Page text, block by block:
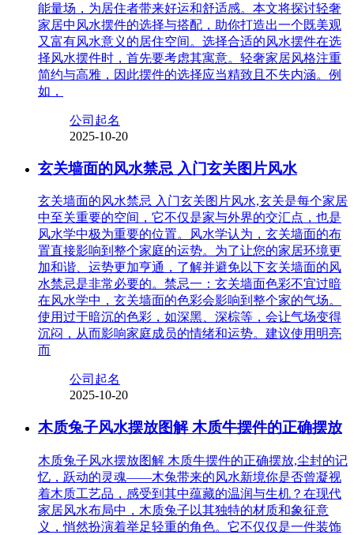
能量场，为居住者带来好运和舒适感。本文将探讨轻奢
家居中风水摆件的选择与搭配，助你打造出一个既美观
又富有风水意义的居住空间。选择合适的风水摆件在选
择风水摆件时，首先要考虑其寓意。轻奢家居风格注重
简约与高雅，因此摆件的选择应当精致且不失内涵。例
如，
公司起名
2025-10-20
玄关墙面的风水禁忌 入门玄关图片风水
玄关墙面的风水禁忌 入门玄关图片风水,玄关是每个家居
中至关重要的空间，它不仅是家与外界的交汇点，也是
风水学中极为重要的位置。风水学认为，玄关墙面的布
置直接影响到整个家庭的运势。为了让您的家居环境更
加和谐、运势更加亨通，了解并避免以下玄关墙面的风
水禁忌是非常必要的。禁忌一：玄关墙面色彩不宜过暗
在风水学中，玄关墙面的色彩会影响到整个家的气场。
使用过于暗沉的色彩，如深黑、深棕等，会让气场变得
沉闷，从而影响家庭成员的情绪和运势。建议使用明亮
而
公司起名
2025-10-20
木质兔子风水摆放图解 木质牛摆件的正确摆放
木质兔子风水摆放图解 木质牛摆件的正确摆放,尘封的记
忆，跃动的灵魂——木兔带来的风水新境你是否曾凝视
着木质工艺品，感受到其中蕴藏的温润与生机？在现代
家居风水布局中，木质兔子以其独特的材质和象征意
义，悄然扮演着举足轻重的角色。它不仅仅是一件装饰